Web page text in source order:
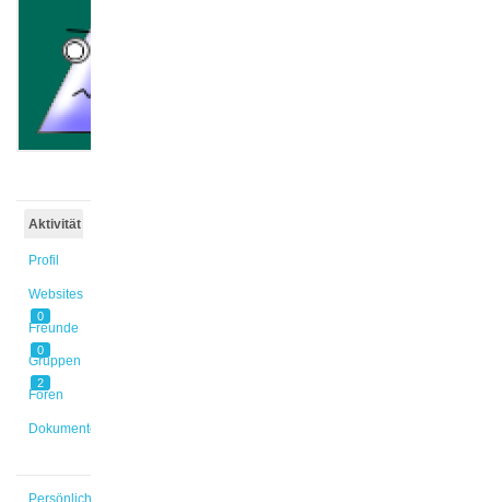
Aktivität
Profil
Websites
0
Freunde
0
Gruppen
2
Foren
Dokumente
Persönlich